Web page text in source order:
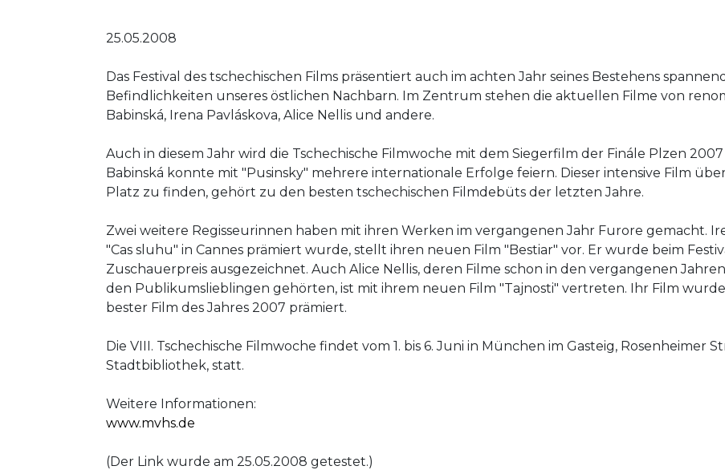
25.05.2008
Das Festival des tschechischen Films präsentiert auch im achten Jahr seines Bestehens
Befindlichkeiten unseres östlichen Nachbarn. Im Zentrum stehen die aktuellen Filme von
Babinská, Irena Pavláskova, Alice Nellis und andere.
Auch in diesem Jahr wird die Tschechische Filmwoche mit dem Siegerfilm der Finále Plzen
Babinská konnte mit "Pusinsky" mehrere internationale Erfolge feiern. Dieser intensive Film
Platz zu finden, gehört zu den besten tschechischen Filmdebüts der letzten Jahre.
Zwei weitere Regisseurinnen haben mit ihren Werken im vergangenen Jahr Furore gemacht.
"Cas sluhu" in Cannes prämiert wurde, stellt ihren neuen Film "Bestiar" vor. Er wurde beim
Zuschauerpreis ausgezeichnet. Auch Alice Nellis, deren Filme schon in den vergangenen
den Publikumslieblingen gehörten, ist mit ihrem neuen Film "Tajnosti" vertreten. Ihr Film
bester Film des Jahres 2007 prämiert.
Die VIII. Tschechische Filmwoche findet vom 1. bis 6. Juni in München im Gasteig, Rosenheimer
Stadtbibliothek, statt.
Weitere Informationen:
www.mvhs.de
(Der Link wurde am 25.05.2008 getestet.)